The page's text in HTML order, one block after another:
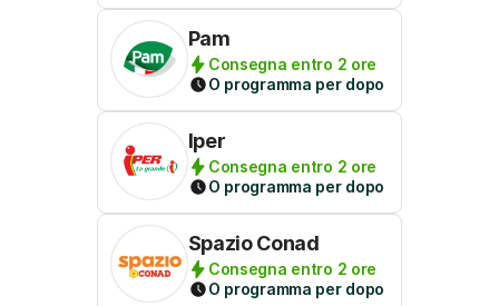
Pam
Consegna entro 2 ore
O programma per dopo
Iper
Consegna entro 2 ore
O programma per dopo
Spazio Conad
Consegna entro 2 ore
O programma per dopo